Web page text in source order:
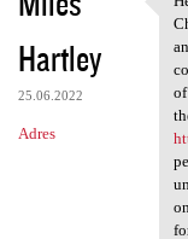
Hartley
25.06.2022
Adres